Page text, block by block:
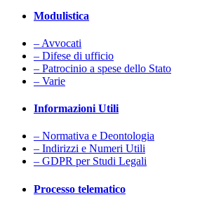
Modulistica
– Avvocati
– Difese di ufficio
– Patrocinio a spese dello Stato
– Varie
Informazioni Utili
– Normativa e Deontologia
– Indirizzi e Numeri Utili
– GDPR per Studi Legali
Processo telematico